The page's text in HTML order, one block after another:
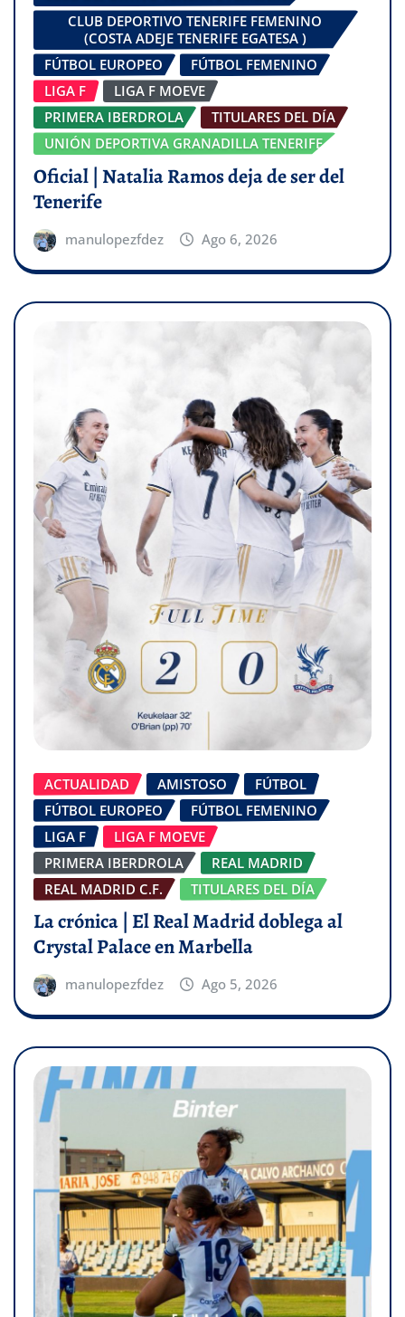
CLUB DEPORTIVO TENERIFE FEMENINO
(COSTA ADEJE TENERIFE EGATESA )
FÚTBOL EUROPEO
FÚTBOL FEMENINO
LIGA F
LIGA F MOEVE
PRIMERA IBERDROLA
TITULARES DEL DÍA
UNIÓN DEPORTIVA GRANADILLA TENERIFE
Oficial | Natalia Ramos deja de ser del
Tenerife
manulopezfdez Ago 6, 2026
ACTUALIDAD AMISTOSO
FÚTBOL
FÚTBOL EUROPEO
FÚTBOL FEMENINO
LIGA F
LIGA F MOEVE
PRIMERA IBERDROLA
REAL MADRID
REAL MADRID C.F.
TITULARES DEL DÍA
La crónica | El Real Madrid doblega al
Crystal Palace en Marbella
manulopezfdez Ago 5, 2026